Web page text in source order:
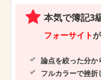
本気で簿記3
フォーサイト
論点を絞った分か
フルカラーで挫折